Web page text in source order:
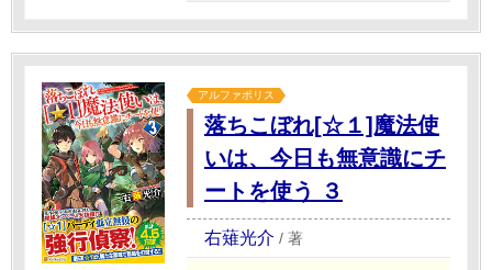
アルファポリス
落ちこぼれ[☆１]魔法使
いは、今日も無意識にチ
ートを使う ３
右薙光介 / 著